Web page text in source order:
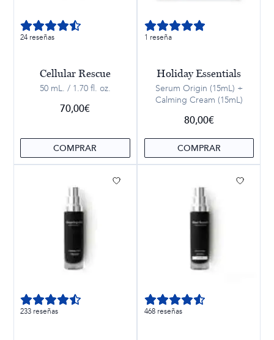
24 reseñas
Cellular Rescue
50 mL. / 1.70 fl. oz.
70,00€
COMPRAR
1 reseña
Holiday Essentials
Serum Origin (15mL) +
Calming Cream (15mL)
80,00€
COMPRAR
233 reseñas 468 reseñas